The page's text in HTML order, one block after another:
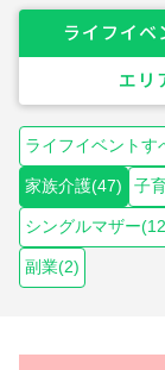
ライフイベ
エリ
ライフイベントす
家族介護(47) 子
シングルマザー
副業(2)